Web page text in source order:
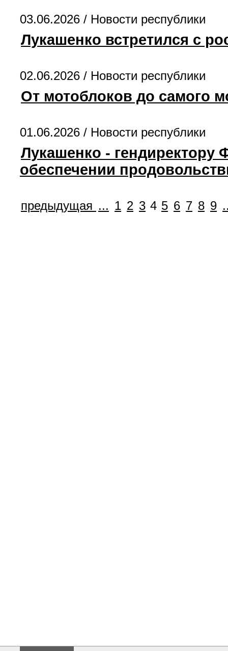
03.06.2026 / Новости республики
Лукашенко встретился с
02.06.2026 / Новости республики
От мотоблоков до самого
01.06.2026 / Новости республики
Лукашенко -
обеспечении
предыдущая ... 1 2 3 4 5 6 7 8 9